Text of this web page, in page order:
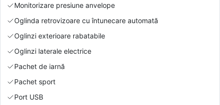
Monitorizare presiune anvelope
Oglinda retrovizoare cu întunecare automată
Oglinzi exterioare rabatabile
Oglinzi laterale electrice
Pachet de iarnă
Pachet sport
Port USB